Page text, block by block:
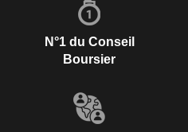
N°1 du Conseil
Boursier